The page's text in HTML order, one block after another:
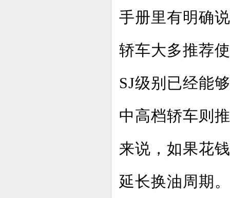
手册里有明确
轿车大多推荐
SJ级别已经能
中高档轿车则
来说，如果花
延长换油周期。